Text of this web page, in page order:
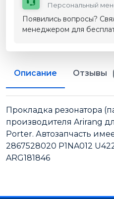
Персональный
Появились вопросы?
менеджером для
Описание Отзывы
Прокладка резонатора
производителя Arirang
Porter. Автозапчасть
2867528020 P1NA012
ARG181846